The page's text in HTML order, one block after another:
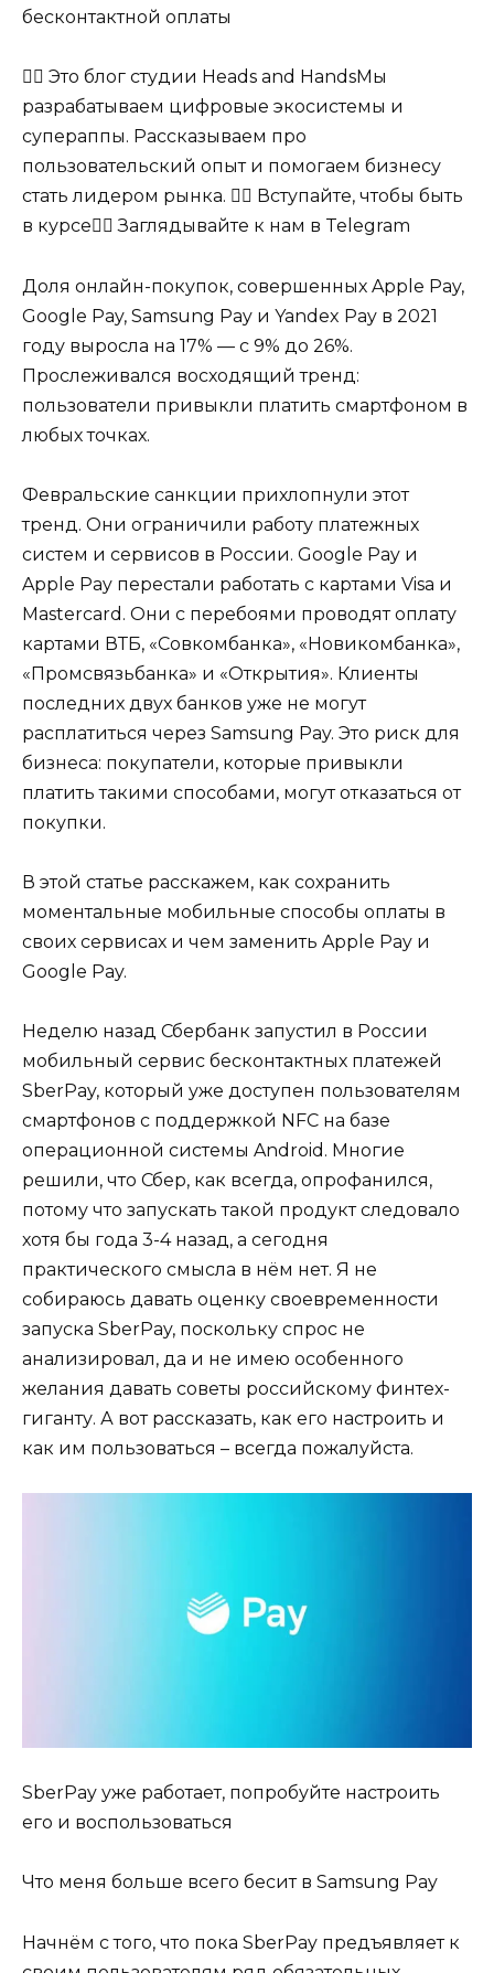
бесконтактной оплаты
🖐🏻 Это блог студии Heads and HandsМы
разрабатываем цифровые экосистемы и
супераппы. Рассказываем про
пользовательский опыт и помогаем бизнесу
стать лидером рынка. 👉🏻 Вступайте, чтобы быть
в курсе👉🏻 Заглядывайте к нам в Telegram
Доля онлайн-покупок, совершенных Apple Pay,
Google Pay, Samsung Pay и Yandex Pay в 2021
году выросла на 17% — с 9% до 26%.
Прослеживался восходящий тренд:
пользователи привыкли платить смартфоном в
любых точках.
Февральские санкции прихлопнули этот
тренд. Они ограничили работу платежных
систем и сервисов в России. Google Pay и
Apple Pay перестали работать с картами Visa и
Mastercard. Они с перебоями проводят оплату
картами ВТБ, «Совкомбанка», «Новикомбанка»,
«Промсвязьбанка» и «Открытия». Клиенты
последних двух банков уже не могут
расплатиться через Samsung Pay. Это риск для
бизнеса: покупатели, которые привыкли
платить такими способами, могут отказаться от
покупки.
В этой статье расскажем, как сохранить
моментальные мобильные способы оплаты в
своих сервисах и чем заменить Apple Pay и
Google Pay.
Неделю назад Сбербанк запустил в России
мобильный сервис бесконтактных платежей
SberPay, который уже доступен пользователям
смартфонов с поддержкой NFC на базе
операционной системы Android. Многие
решили, что Сбер, как всегда, опрофанился,
потому что запускать такой продукт следовало
хотя бы года 3-4 назад, а сегодня
практического смысла в нём нет. Я не
собираюсь давать оценку своевременности
запуска SberPay, поскольку спрос не
анализировал, да и не имею особенного
желания давать советы российскому финтех-
гиганту. А вот рассказать, как его настроить и
как им пользоваться – всегда пожалуйста.
SberPay уже работает, попробуйте настроить
его и воспользоваться
Что меня больше всего бесит в Samsung Pay
Начнём с того, что пока SberPay предъявляет к